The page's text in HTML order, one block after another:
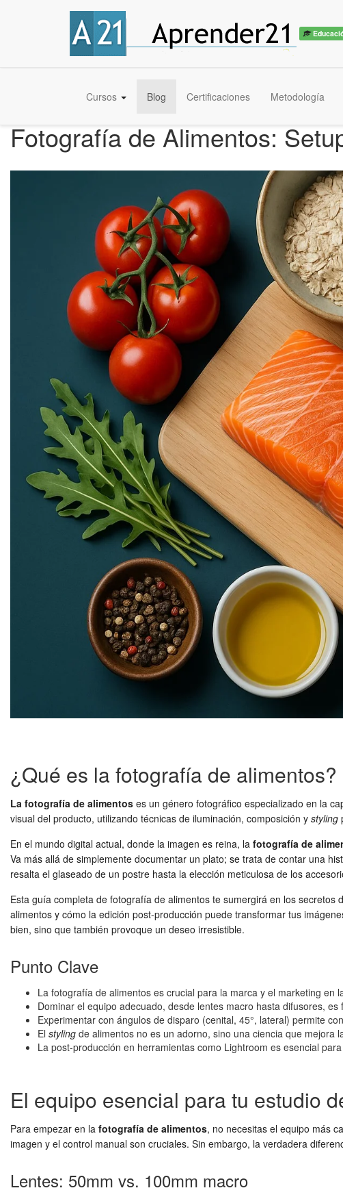
Cursos Blog Certificaciones Metodología
Fotografía de Alimentos:
¿Qué es la fotografía de alimentos?
La fotografía de alimentos es un género fotográfico especializado en la
visual del producto, utilizando técnicas de iluminación, composición y styling
En el mundo digital actual, donde la imagen es reina, la fotografía de
Va más allá de simplemente documentar un plato; se trata de contar una
resalta el glaseado de un postre hasta la elección meticulosa de los
Esta guía completa de fotografía de alimentos te sumergirá en los
alimentos y cómo la edición post-producción puede transformar tus
bien, sino que también provoque un deseo irresistible.
Punto Clave
La fotografía de alimentos es crucial para la marca y el marketing
Dominar el equipo adecuado, desde lentes macro hasta difusores,
Experimentar con ángulos de disparo (cenital, 45°, lateral) permite
El styling de alimentos no es un adorno, sino una ciencia que mejora
La post-producción en herramientas como Lightroom es esencial
El equipo esencial para tu estudio
Para empezar en la fotografía de alimentos, no necesitas el equipo más
imagen y el control manual son cruciales. Sin embargo, la verdadera
Lentes: 50mm vs. 100mm macro